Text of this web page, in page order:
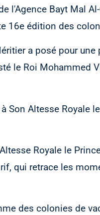
l'Agence Bayt Mal
16e édition des
a posé pour
le Roi Mohammed
Altesse Royale
Royale le
qui retrace les
des colonies de